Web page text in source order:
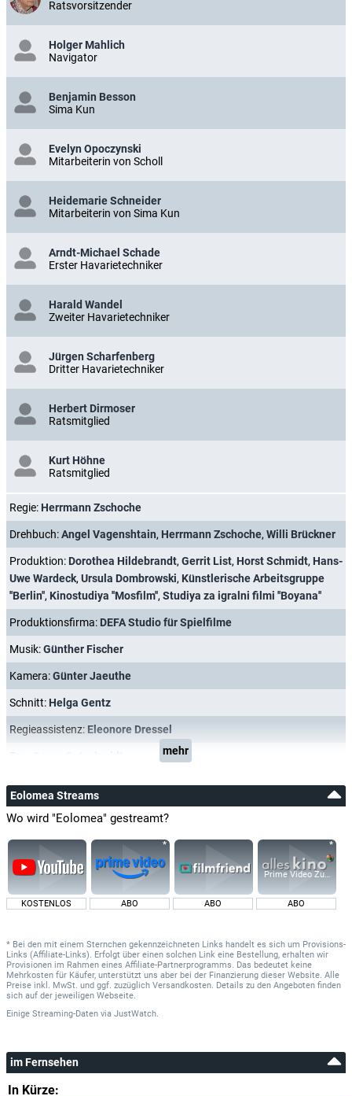
Ratsvorsitzender
Holger Mahlich
Navigator
Benjamin Besson
Sima Kun
Evelyn Opoczynski
Mitarbeiterin von Scholl
Heidemarie Schneider
Mitarbeiterin von Sima Kun
Arndt-Michael Schade
Erster Havarietechniker
Harald Wandel
Zweiter Havarietechniker
Jürgen Scharfenberg
Dritter Havarietechniker
Herbert Dirmoser
Ratsmitglied
Kurt Höhne
Ratsmitglied
Regie: Herrmann Zschoche
Drehbuch:Angel Vagenshtain, Herrmann Zschoche, Willi Brückner
Produktion: Dorothea Hildebrandt, Gerrit List, Horst Schmidt, Hans-
Uwe Wardeck, Ursula Dombrowski, Künstlerische Arbeitsgruppe
''Berlin'', Kinostudiya ''Mosfilm'', Studiya za igralni filmi ''Boyana''
Produktionsfirma: DEFA Studio für Spielfilme
Musik:Günther Fischer
Kamera:Günter Jaeuthe
Schnitt: Helga Gentz
Regieassistenz: Eleonore Dressel
mehr
Eolomea Streams
Wo wird "Eolomea" gestreamt?
KOSTENLOS ABO ABO
Prime Video Zusatz-
ABO
* Bei den mit einem Sternchen gekennzeichneten Links handelt es sich um Provisions-
Links (Affiliate-Links). Erfolgt über einen solchen Link eine Bestellung, erhalten wir
Provisionen im Rahmen eines Affiliate-Partnerprogramms. Das bedeutet keine
Mehrkosten für Käufer, unterstützt uns aber bei der Finanzierung dieser Website. Alle
Preise inkl. MwSt. und ggf. zuzüglich Versandkosten. Details zu den Angeboten finden
sich auf der jeweiligen Webseite.
Einige Streaming-Daten via JustWatch.
im Fernsehen
In Kürze: